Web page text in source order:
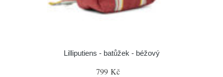
Lilliputiens - batůžek - béžový
799 Kč